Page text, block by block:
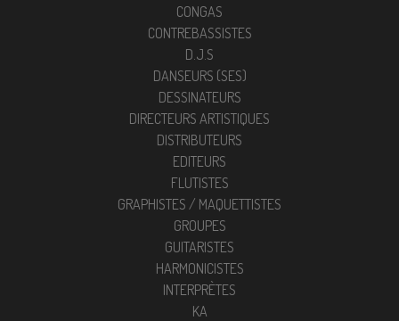
CONGAS
CONTREBASSISTES
D.J.S
DANSEURS (SES)
DESSINATEURS
DIRECTEURS ARTISTIQUES
DISTRIBUTEURS
EDITEURS
FLUTISTES
GRAPHISTES / MAQUETTISTES
GROUPES
GUITARISTES
HARMONICISTES
INTERPRÈTES
KA